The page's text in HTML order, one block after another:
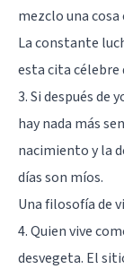
mezclo una
La constante
esta cita célebre
3. Si después de
hay nada más
nacimiento y la
días son míos.
Una filosofía de
4. Quien vive
desvegeta. El